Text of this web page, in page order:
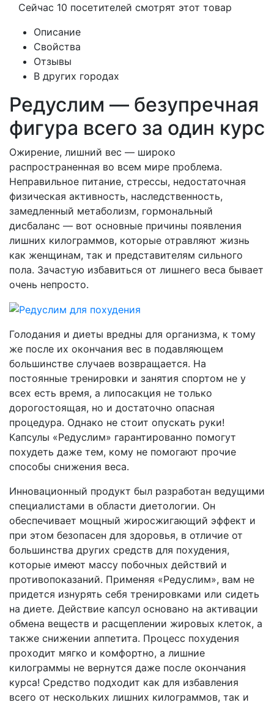
Сейчас 10 посетителей смотрят этот товар
Описание
Свойства
Отзывы
В других городах
Редуслим — безупречная
фигура всего за один курс
Ожирение, лишний вес — широко
распространенная во всем мире проблема.
Неправильное питание, стрессы, недостаточная
физическая активность, наследственность,
замедленный метаболизм, гормональный
дисбаланс — вот основные причины появления
лишних килограммов, которые отравляют жизнь
как женщинам, так и представителям сильного
пола. Зачастую избавиться от лишнего веса бывает
очень непросто.
Голодания и диеты вредны для организма, к тому
же после их окончания вес в подавляющем
большинстве случаев возвращается. На
постоянные тренировки и занятия спортом не у
всех есть время, а липосакция не только
дорогостоящая, но и достаточно опасная
процедура. Однако не стоит опускать руки!
Капсулы «Редуслим» гарантированно помогут
похудеть даже тем, кому не помогают прочие
способы снижения веса.
Инновационный продукт был разработан ведущими
специалистами в области диетологии. Он
обеспечивает мощный жиросжигающий эффект и
при этом безопасен для здоровья, в отличие от
большинства других средств для похудения,
которые имеют массу побочных действий и
противопоказаний. Применяя «Редуслим», вам не
придется изнурять себя тренировками или сидеть
на диете. Действие капсул основано на активации
обмена веществ и расщеплении жировых клеток, а
также снижении аппетита. Процесс похудения
проходит мягко и комфортно, а лишние
килограммы не вернутся даже после окончания
курса! Средство подходит как для избавления
всего от нескольких лишних килограммов, так и